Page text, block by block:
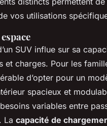
vos utilisations
SUV influe sur sa
et charges. Pour les
d’opter pour un
spacieux et
variables entre
La capacité de